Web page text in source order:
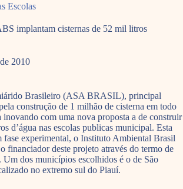
Escolas
implantam cisternas de 52 mil litros
2010
Brasileiro (ASA BRASIL), principal
construção de 1 milhão de cisterna em todo
inovando com uma nova proposta a de construir
d’água nas escolas publicas municipal. Esta
fase experimental, o Instituto Ambiental Brasil
financiador deste projeto através do termo de
Um dos municípios escolhidos é o de São
no extremo sul do Piauí.